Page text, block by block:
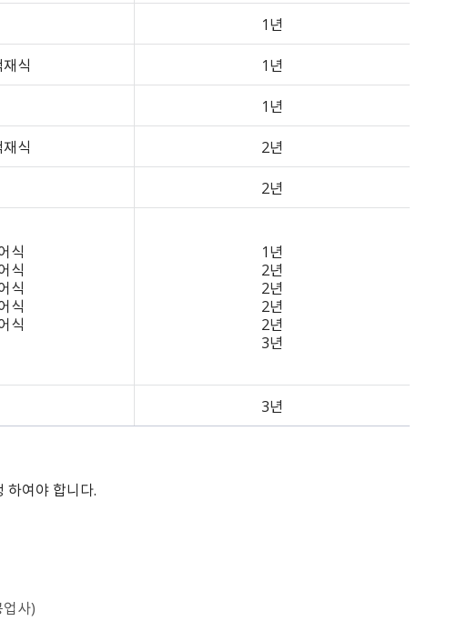
1년
식
1년
1년
식
2년
2년
식
식
식
식
식
1년
2년
2년
2년
2년
3년
3년
하여야 합니다.
사)